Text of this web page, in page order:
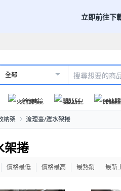
立即前往下
全部
火箭跨境 嬰幼兒 保健
納架 流理臺/瀝水架捲
架捲
價格最低 價格最高 最熱銷 最新